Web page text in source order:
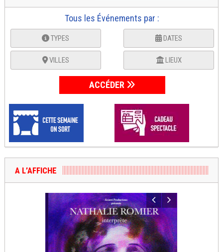
Tous les Événements par :
TYPES DATES
VILLES LIEUX
ACCÉDER
A L’AFFICHE